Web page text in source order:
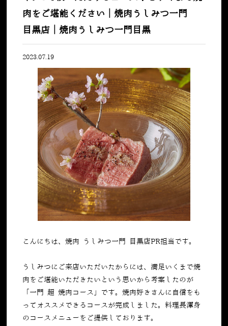
肉をご堪能ください｜焼肉うしみつ一門
目黒店｜焼肉うしみつ一門目黒
2023.07.19
こんにちは、焼肉 うしみつ一門 目黒店PR担当です。
うしみつにご来店いただいたからには、満足いくまで焼
肉をご堪能いただきたいという思いから考案したのが
「一門 超 焼肉コース」です。焼肉好きさんに自信をも
ってオススメできるコースが完成しました。料理長渾身
のコースメニューをご提供しております。